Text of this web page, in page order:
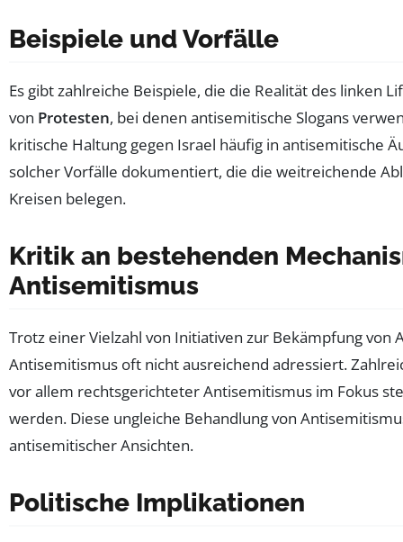
Beispiele und Vorfälle
Es gibt zahlreiche Beispiele, die die Realität des linken
von Protesten, bei denen antisemitische Slogans
kritische Haltung gegen Israel häufig in antisemitische
solcher Vorfälle dokumentiert, die die weitreichende
Kreisen belegen.
Kritik an bestehenden
Antisemitismus
Trotz einer Vielzahl von Initiativen zur Bekämpfung
Antisemitismus oft nicht ausreichend adressiert.
vor allem rechtsgerichteter Antisemitismus im Fokus
werden. Diese ungleiche Behandlung von
antisemitischer Ansichten.
Politische Implikationen